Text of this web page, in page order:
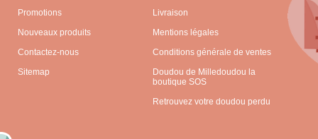
Promotions
Nouveaux produits
Contactez-nous
Sitemap
Livraison
Mentions légales
Conditions générale de ventes
Doudou de Milledoudou la
boutique SOS
Retrouvez votre doudou perdu